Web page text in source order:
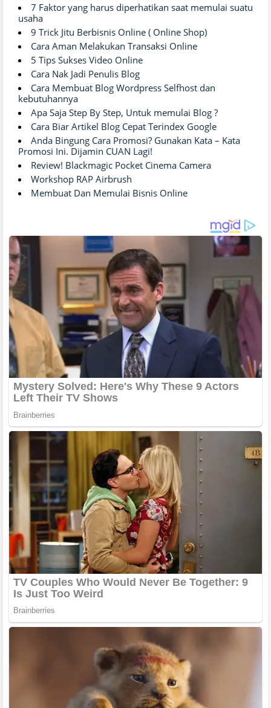
7 Faktor yang harus diperhatikan saat memulai suatu
usaha
9 Trick Jitu Berbisnis Online ( Online Shop)
Cara Aman Melakukan Transaksi Online
5 Tips Sukses Video Online
Cara Nak Jadi Penulis Blog
Cara Membuat Blog Wordpress Selfhost dan
kebutuhannya
Apa Saja Step By Step, Untuk memulai Blog ?
Cara Biar Artikel Blog Cepat Terindex Google
Anda Bingung Cara Promosi? Gunakan Kata – Kata
Promosi Ini. Dijamin CUAN Lagi!
Review! Blackmagic Pocket Cinema Camera
Workshop RAP Airbrush
Membuat Dan Memulai Bisnis Online